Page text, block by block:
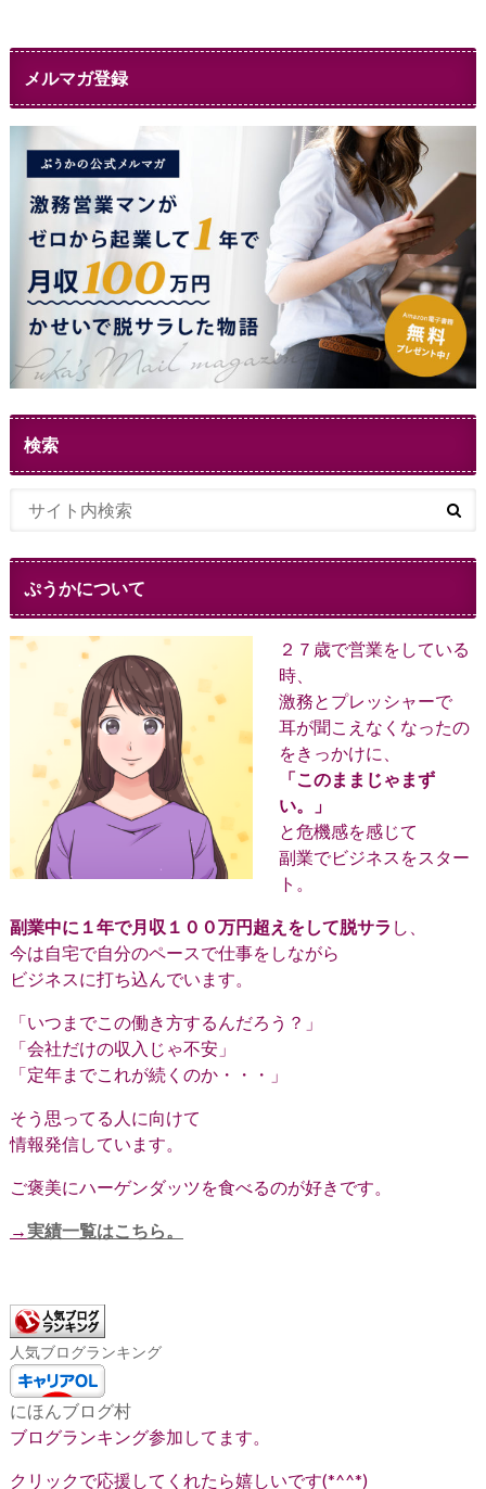
メルマガ登録
検索
ぷうかについて
２７歳で営業をしている
時、
激務とプレッシャーで
耳が聞こえなくなったの
をきっかけに、
「このままじゃまず
い。」
と危機感を感じて
副業でビジネスをスター
ト。
副業中に１年で月収１００万円超えをして脱サラ し、
今は自宅で自分のペースで仕事をしながら
ビジネスに打ち込んでいます。
「いつまでこの働き方するんだろう？」
「会社だけの収入じゃ不安」
「定年までこれが続くのか・・・」
そう思ってる人に向けて
情報発信しています。
ご褒美にハーゲンダッツを食べるのが好きです。
→実績一覧はこちら。
人気ブログランキング
にほんブログ村
ブログランキング参加してます。
クリックで応援してくれたら嬉しいです(*^^*)